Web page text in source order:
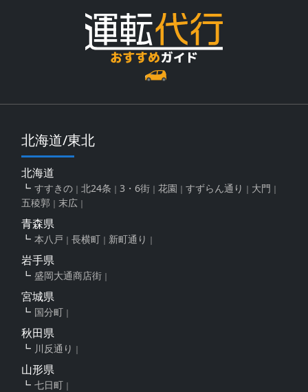
北海道/東北
北海道
すすきの 北24条 3・6街 花園 すずらん通り
大門
五稜郭
末広
青森県
本八戸 長横町 新町通り
岩手県
盛岡大通商店街
宮城県
国分町
秋田県
川反通り
山形県
七日町